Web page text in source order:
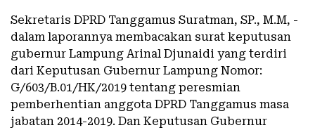
Sekretaris DPRD Tanggamus Suratman, SP., M.M, ­­­­­­­­­­­­­­­­
dalam laporannya membacakan surat keputusan
gubernur Lampung Arinal Djunaidi yang terdiri
dari Keputusan Gubernur Lampung Nomor:
G/603/B.01/HK/2019 tentang peresmian
pemberhentian anggota DPRD Tanggamus masa
jabatan 2014-2019. Dan Keputusan Gubernur